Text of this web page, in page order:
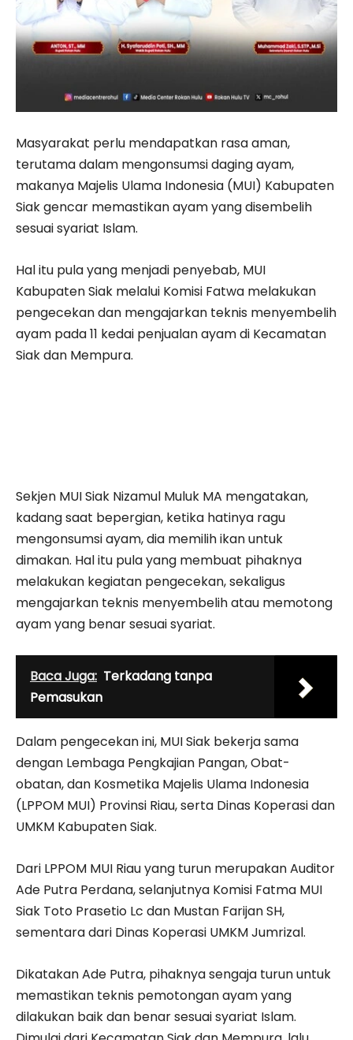
Masyarakat perlu mendapatkan rasa aman,
terutama dalam mengonsumsi daging ayam,
makanya Majelis Ulama Indonesia (MUI) Kabupaten
Siak gencar memastikan ayam yang disembelih
sesuai syariat Islam.
Hal itu pula yang menjadi penyebab, MUI
Kabupaten Siak melalui Komisi Fatwa melakukan
pengecekan dan mengajarkan teknis menyembelih
ayam pada 11 kedai penjualan ayam di Kecamatan
Siak dan Mempura.
Sekjen MUI Siak Nizamul Muluk MA mengatakan,
kadang saat bepergian, ketika hatinya ragu
mengonsumsi ayam, dia memilih ikan untuk
dimakan. Hal itu pula yang membuat pihaknya
melakukan kegiatan pengecekan, sekaligus
mengajarkan teknis menyembelih atau memotong
ayam yang benar sesuai syariat.
Baca Juga: Terkadang tanpa
Pemasukan
Dalam pengecekan ini, MUI Siak bekerja sama
dengan Lembaga Pengkajian Pangan, Obat-
obatan, dan Kosmetika Majelis Ulama Indonesia
(LPPOM MUI) Provinsi Riau, serta Dinas Koperasi dan
UMKM Kabupaten Siak.
Dari LPPOM MUI Riau yang turun merupakan Auditor
Ade Putra Perdana, selanjutnya Komisi Fatma MUI
Siak Toto Prasetio Lc dan Mustan Farijan SH,
sementara dari Dinas Koperasi UMKM Jumrizal.
Dikatakan Ade Putra, pihaknya sengaja turun untuk
memastikan teknis pemotongan ayam yang
dilakukan baik dan benar sesuai syariat Islam.